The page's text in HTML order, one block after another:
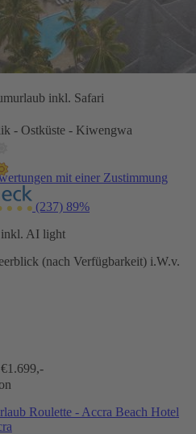
inkl. Safari
- Ostküste - Kiwengwa
mit einer Zustimmung
(237) 89%
inkl. AI light
(nach Verfügbarkeit) i.W.v.
1.699,-
Roulette - Accra Beach Hotel